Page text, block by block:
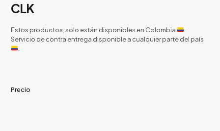
CLK
Estos productos, solo están disponibles en Colombia
Servicio de contra entrega disponible a cualquier parte del país
Precio